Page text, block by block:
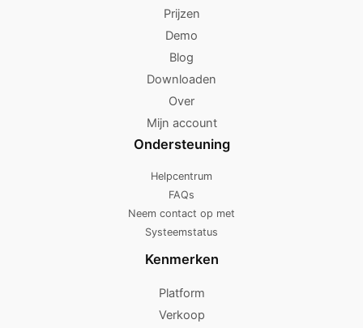
Prijzen
Demo
Blog
Downloaden
Over
Mijn account
Ondersteuning
Helpcentrum
FAQs
Neem contact op met
Systeemstatus
Kenmerken
Platform
Verkoop